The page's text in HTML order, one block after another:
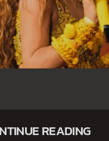
READING